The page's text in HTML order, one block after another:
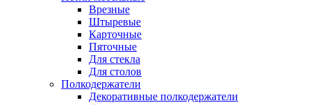
Врезные
Штыревые
Карточные
Пяточные
Для стекла
Для столов
Полкодержатели
Декоративные полкодержатели